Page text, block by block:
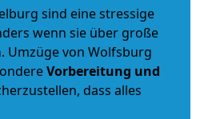
sind eine stressige
wenn sie über große
Umzüge von Wolfsburg
Vorbereitung und
dass alles